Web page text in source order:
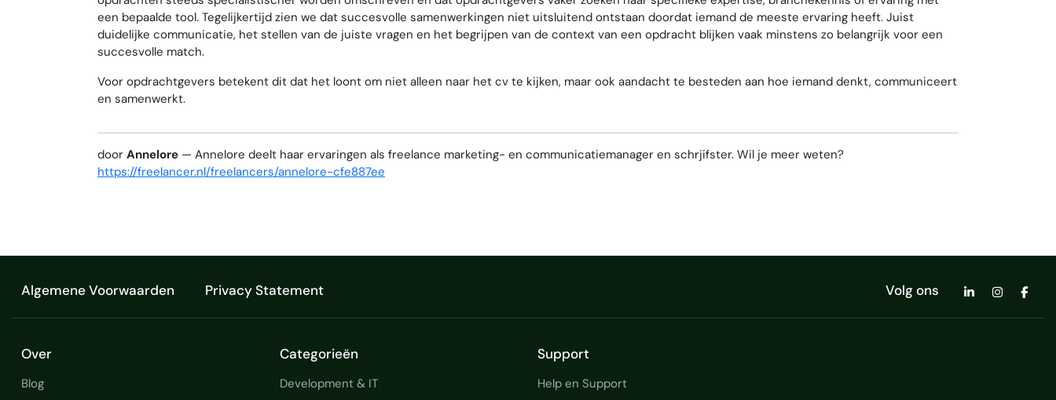
een bepaalde tool. Tegelijkertijd zien we dat succesvolle samenwerkingen niet uitsluitend ontstaan doordat iemand de meeste ervaring heeft. Juist
duidelijke communicatie, het stellen van de juiste vragen en het begrijpen van de context van een opdracht blijken vaak minstens zo belangrijk voor een
succesvolle match.
Voor opdrachtgevers betekent dit dat het loont om niet alleen naar het cv te kijken, maar ook aandacht te besteden aan hoe iemand denkt, communiceert
en samenwerkt.
door Annelore — Annelore deelt haar ervaringen als freelance marketing- en communicatiemanager en schrjifster. Wil je meer weten?
https://freelancer.nl/freelancers/annelore-cfe887ee
Algemene Voorwaarden Privacy Statement Volg ons
Over
Blog
Categorieën
Development & IT
Support
Help en Support